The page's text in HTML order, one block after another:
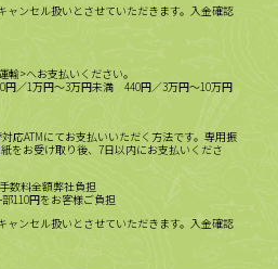
ャンセル扱いとさせていただきます。入金確認
>へお支払いください。
／1万円～3万円未満 440円／3万円～10万円
応ATMにてお支払いいただく方法です。専用振
をお受け取り後、7日以内にお支払いくださ
数料全額弊社負担
110円をお客様ご負担
ャンセル扱いとさせていただきます。入金確認